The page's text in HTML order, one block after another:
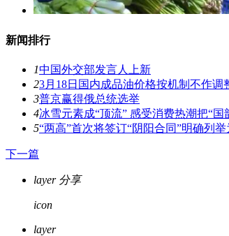
新闻排行
1中国外交部发言人上新
23月18日国内成品油价格按机制不作调
3普京赢得俄总统选举
4冰雪元素成“顶流” 感受消费热潮把“国
5“两高”首次将签订“阴阳合同”明确列
下一篇
layer 分享
icon
layer